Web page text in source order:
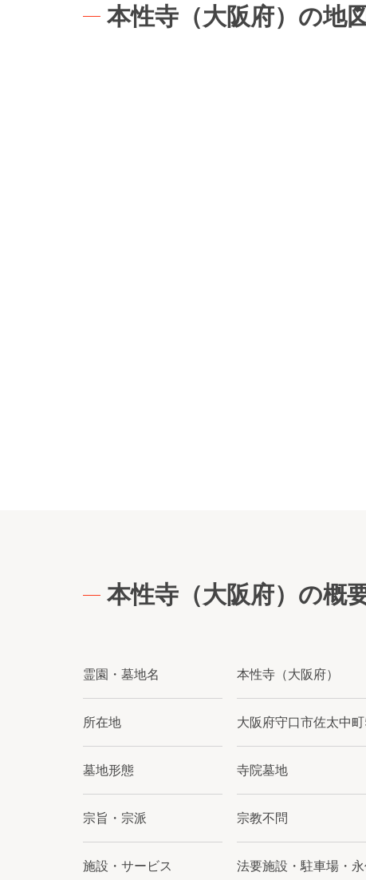
本性寺（大阪府）の地
本性寺（大阪府）の概
霊園・墓地名 本性寺（大阪府）
所在地 大阪府守口市佐太中
墓地形態 寺院墓地
宗旨・宗派 宗教不問
施設・サービス 法要施設・駐車場・